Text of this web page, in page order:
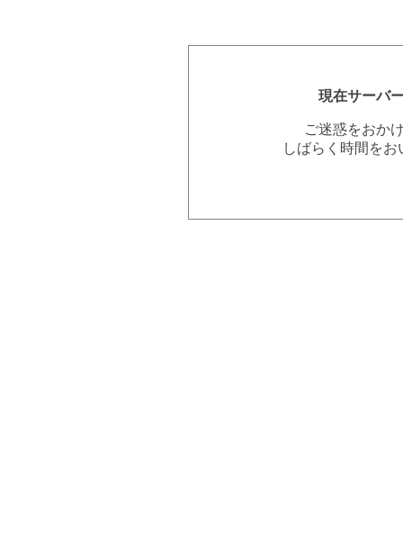
現在サーバ
ご迷惑をおか
しばらく時間を